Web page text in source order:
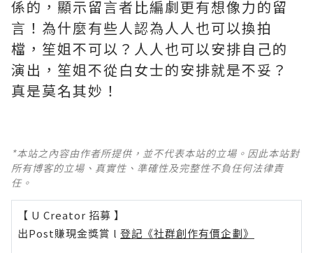
係的，顯示留言者比編劇更有想像力的留
言！為什麼有些人認為人人也可以換拍
檔，笙姐不可以？人人也可以安排自己的
演出，笙姐不從白女士的安排就是不妥？
真是莫名其妙！ ​​​
*本站之內容由作者所提供，並不代表本站的立場。因此本站對
所有博客的立場、真實性、準確性及完整性不負任何法律責
任。
【 U Creator 招募 】
出Post賺現金獎賞 l 登記《社群創作有價企劃》